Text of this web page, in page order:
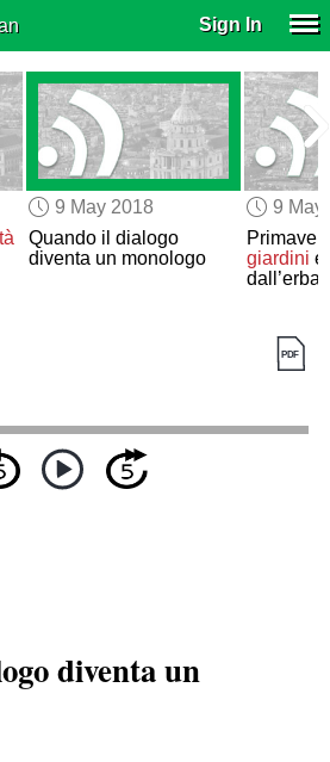
Sign In
9 May 2018
Quando il dialogo
diventa un monologo
9 May
giardini e
dall’erba
diventa un